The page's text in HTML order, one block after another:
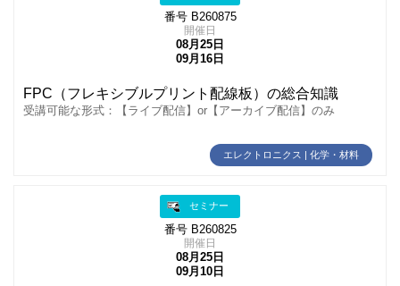
番号 B260875
開催日
08月25日
09月16日
FPC（フレキシブルプリント配線板）の総合知識
受講可能な形式：【ライブ配信】or【アーカイブ配信】のみ
エレクトロニクス | 化学・材料
セミナー
番号 B260825
開催日
08月25日
09月10日